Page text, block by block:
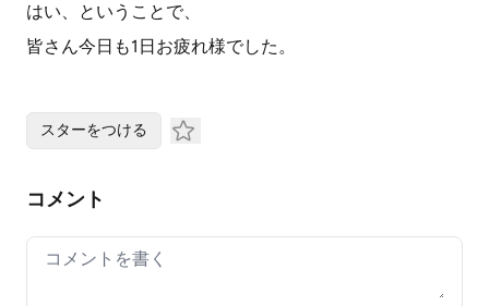
はい、ということで、
皆さん今日も1日お疲れ様でした。
スターをつける
コメント
Your comment